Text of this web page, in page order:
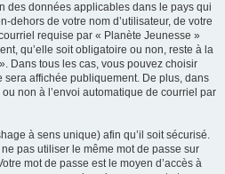
des données applicables dans le pays qui
dehors de votre nom d’utilisateur, de votre
requise par « Planète Jeunesse »
qu’elle soit obligatoire ou non, reste à la
Dans tous les cas, vous pouvez choisir
affichée publiquement. De plus, dans
non à l’envoi automatique de courriel par
à sens unique) afin qu’il soit sécurisé.
pas utiliser le même mot de passe sur
mot de passe est le moyen d’accès à